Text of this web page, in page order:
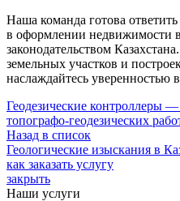
Наша команда готова
в оформлении недвижимости в
законодательством
земельных участков и
наслаждайтесь уверенностью
Геодезические контроллеры
топографо-геодезических
Назад в список
Геологические изыскания в
как заказать услугу
закрыть
Наши услуги